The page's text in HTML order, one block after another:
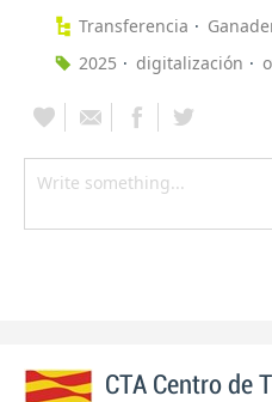
Transferencia
2025
digitalización
CTA Centro de